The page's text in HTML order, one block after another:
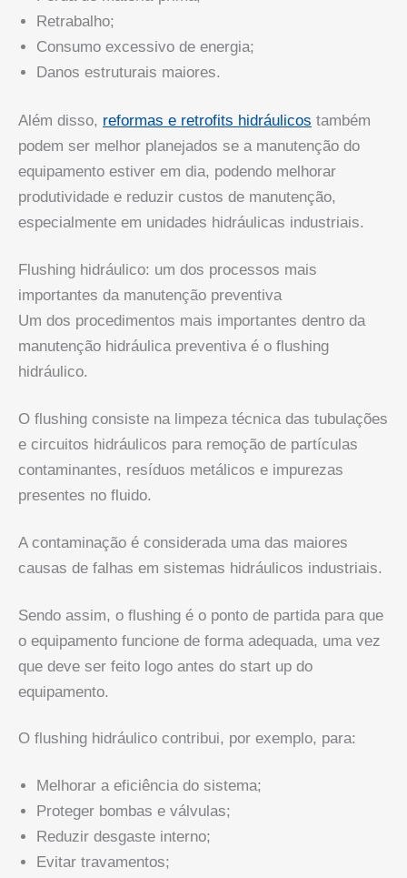
Retrabalho;
Consumo excessivo de energia;
Danos estruturais maiores.
Além disso, reformas e retrofits hidráulicos também
podem ser melhor planejados se a manutenção do
equipamento estiver em dia, podendo melhorar
produtividade e reduzir custos de manutenção,
especialmente em unidades hidráulicas industriais.
Flushing hidráulico: um dos processos mais
importantes da manutenção preventiva
Um dos procedimentos mais importantes dentro da
manutenção hidráulica preventiva é o flushing
hidráulico.
O flushing consiste na limpeza técnica das tubulações
e circuitos hidráulicos para remoção de partículas
contaminantes, resíduos metálicos e impurezas
presentes no fluido.
A contaminação é considerada uma das maiores
causas de falhas em sistemas hidráulicos industriais.
Sendo assim, o flushing é o ponto de partida para que
o equipamento funcione de forma adequada, uma vez
que deve ser feito logo antes do start up do
equipamento.
O flushing hidráulico contribui, por exemplo, para:
Melhorar a eficiência do sistema;
Proteger bombas e válvulas;
Reduzir desgaste interno;
Evitar travamentos;